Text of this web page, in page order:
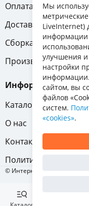
Оплата
Доставка
Сборка
Производители
Информация
Каталог мебели
О нас
Контакты
Политика
© Интернет-магазин
Мы
LiveInternet)
информации
улучшения
настройки
сайтом, вы
файлов
систем.
«cookies».